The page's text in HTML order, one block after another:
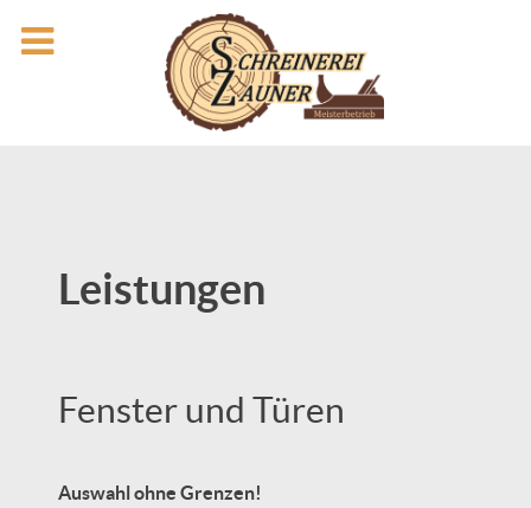
Leistungen
Fenster und Türen
Auswahl ohne Grenzen!